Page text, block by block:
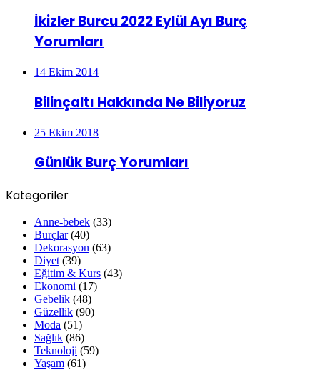
İkizler Burcu 2022 Eylül Ayı Burç
Yorumları
14 Ekim 2014
Bilinçaltı Hakkında Ne Biliyoruz
25 Ekim 2018
Günlük Burç Yorumları
Kategoriler
Anne-bebek (33)
Burçlar(40)
Dekorasyon (63)
Diyet (39)
Eğitim & Kurs (43)
Ekonomi (17)
Gebelik (48)
Güzellik (90)
Moda (51)
Sağlık (86)
Teknoloji (59)
Yaşam (61)